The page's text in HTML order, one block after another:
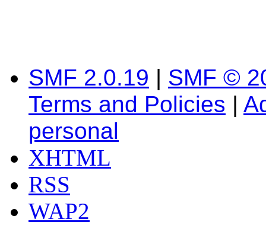
SMF 2.0.19 | SMF ©
Terms and Policies |
personal
XHTML
RSS
WAP2